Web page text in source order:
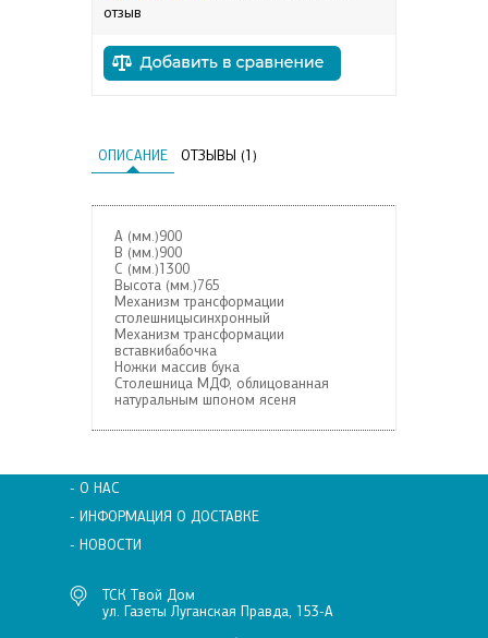
отзыв
ОПИСАНИЕ ОТЗЫВЫ (1)
А (мм.)900
В (мм.)900
С (мм.)1300
Высота (мм.)765
Механизм трансформации
столешницысинхронный
Механизм трансформации
вставкибабочка
Ножки массив бука
Столешница МДФ, облицованная
натуральным шпоном ясеня
- О НАС
- ИНФОРМАЦИЯ О ДОСТАВКЕ
- НОВОСТИ
ТСК Твой Дом
ул. Газеты Луганская Правда, 153-А